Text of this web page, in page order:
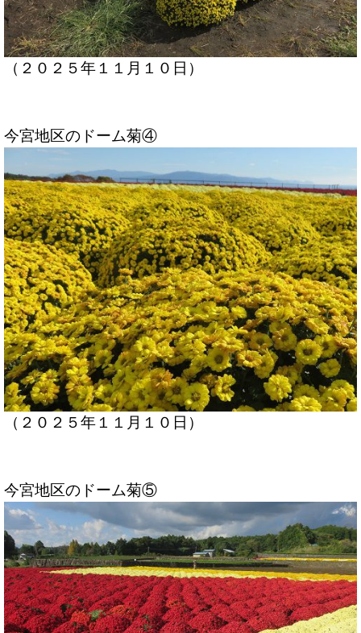
（２０２５年１１月１０日）
今宮地区のドーム菊④
（２０２５年１１月１０日）
今宮地区のドーム菊⑤